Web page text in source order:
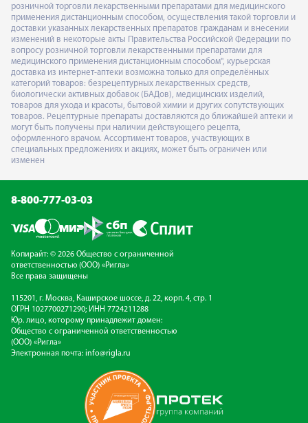
розничной торговли лекарственными препаратами для медицинского
применения дистанционным способом, осуществления такой торговли и
доставки указанных лекарственных препаратов гражданам и внесении
изменений в некоторые акты Правительства Российской Федерации по
вопросу розничной торговли лекарственными препаратами для
медицинского применения дистанционным способом", курьерская
доставка из интернет-аптеки возможна только для определённых
категорий товаров: безрецептурных лекарственных средств,
биологически активных добавок (БАДов), медицинских изделий,
товаров для ухода и красоты, бытовой химии и других сопутствующих
товаров. Рецептурные препараты доставляются до ближайшей аптеки и
могут быть получены при наличии действующего рецепта,
оформленного врачом. Ассортимент товаров, участвующих в
специальных предложениях и акциях, может быть ограничен или
изменен
8-800-777-03-03
Копирайт: © 2026 Общество с ограниченной
ответственностью (ООО) «Ригла»
Все права защищены
115201, г. Москва, Каширское шоссе, д. 22, корп. 4, стр. 1
ОГРН 1027700271290; ИНН 7724211288
Юр. лицо, которому принадлежит домен:
Общество с ограниченной ответственностью
(ООО) «Ригла»
Электронная почта: info@rigla.ru